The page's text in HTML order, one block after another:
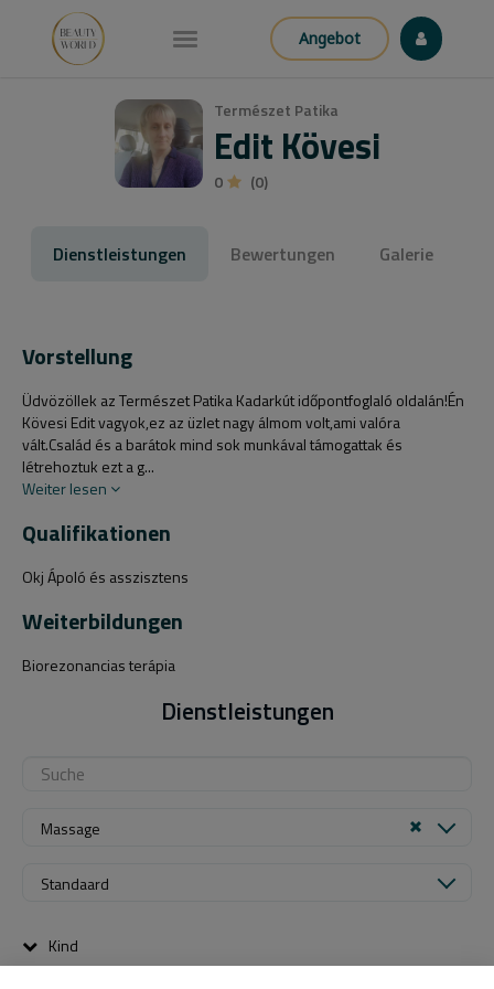
Angebot
Természet Patika
Edit Kövesi
0 (0)
Dienstleistungen Bewertungen Galerie
Vorstellung
Üdvözöllek az Természet Patika Kadarkút időpontfoglaló oldalán!Én
Kövesi Edit vagyok,ez az üzlet nagy álmom volt,ami valóra
vált.Család és a barátok mind sok munkával támogattak és
létrehoztuk ezt a g...
Weiter lesen
Qualifikationen
Okj Ápoló és asszisztens
Weiterbildungen
Biorezonancias terápia
Dienstleistungen
Massage
Standaard
Kind